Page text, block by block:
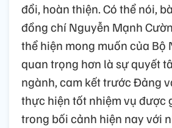
đổi, hoàn thiện. Có thể nói,
đồng chí Nguyễn Mạnh
thể hiện mong muốn của Bộ
quan trọng hơn là sự quyết
ngành, cam kết trước Đảng
thực hiện tốt nhiệm vụ được
trong bối cảnh hiện nay với